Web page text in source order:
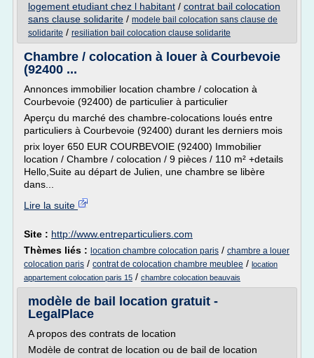
logement etudiant chez l habitant / contrat bail colocation
sans clause solidarite / modele bail colocation sans clause de
solidarite / resiliation bail colocation clause solidarite
Chambre / colocation à louer à Courbevoie
(92400 ...
Annonces immobilier location chambre / colocation à
Courbevoie (92400) de particulier à particulier
Aperçu du marché des chambre-colocations loués entre
particuliers à Courbevoie (92400) durant les derniers mois
prix loyer 650 EUR COURBEVOIE (92400) Immobilier
location / Chambre / colocation / 9 pièces / 110 m² +details
Hello,Suite au départ de Julien, une chambre se libère
dans...
Lire la suite
Site : http://www.entreparticuliers.com
Thèmes liés : location chambre colocation paris / chambre a louer
colocation paris / contrat de colocation chambre meublee / location
appartement colocation paris 15 / chambre colocation beauvais
modèle de bail location gratuit -
LegalPlace
A propos des contrats de location
Modèle de contrat de location ou de bail de location